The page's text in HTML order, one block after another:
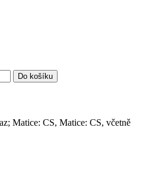
Do košíku
Matice: CS, Matice: CS, včetně